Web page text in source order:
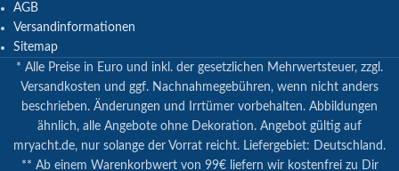
AGB
Versandinformationen
Sitemap
* Alle Preise in Euro und inkl. der gesetzlichen Mehrwertsteuer, zzgl.
Versandkosten und ggf. Nachnahmegebühren, wenn nicht anders
beschrieben. Änderungen und Irrtümer vorbehalten. Abbildungen
ähnlich, alle Angebote ohne Dekoration. Angebot gültig auf
mryacht.de, nur solange der Vorrat reicht. Liefergebiet: Deutschland.
** Ab einem Warenkorbwert von 99€ liefern wir kostenfrei zu Dir